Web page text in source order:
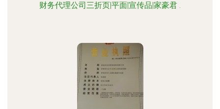
财务代理公司三折页|平面|宣传品|家豪君 .